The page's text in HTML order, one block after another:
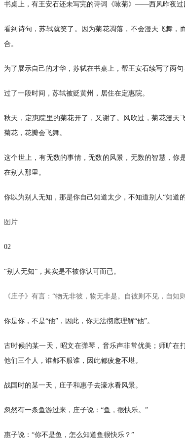
书桌上，有王安石还未写完的诗词《咏菊》——西风昨夜过
看到诗句，苏轼就笑了。因为菊花凋落，不会漫天飞舞，
合。
为了展示自己的才华，苏轼在书桌上，帮王安石续写了两
过了一段时间，苏轼被贬黄州，居住在定惠院。
秋天，定惠院里的菊花开了，又谢了。风吹过，菊花漫天
菊花，花瓣会飞舞。
这个世上，有无数的事情，无数的风景，无数的智慧，你
在别人那里。
你以为别人无知，那是你自己知道太少，不知道别人“知道
图片
02
“别人无知”，其实是不被你认可而已。
《庄子》有言：“物无非彼，物无非是。自彼则不见，自知
你是你，不是“他”，因此，你无法彻底理解“他”。
古时候的某一天，昭文在弹琴，音乐声非常优美；师旷在
他们三个人，谁都不服谁，因此都疲惫不堪。
战国时的某一天，庄子和惠子去濠水看风景。
忽然有一条鱼游过来，庄子说：“鱼，很快乐。”
惠子说：“你不是鱼，怎么知道鱼很快乐？”